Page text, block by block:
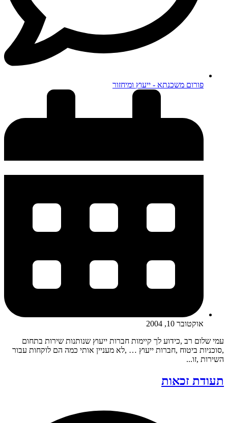
פורום משכנתא - ייעוץ ומיחזור
אוקטובר 10, 2004
עמי שלום רב ,כידוע לך קיימות חברות ייעוץ שנותנות שירות בתחום
,סוכניות ביטוח ,חברות ייעוץ … ,לא מעניין אותי כמה הם לוקחות עבור
השירות ,זו...
תעודת זכאות